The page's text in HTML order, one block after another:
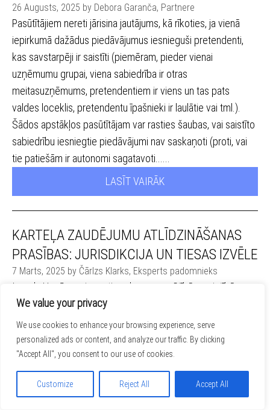
We value your privacy
We use cookies to enhance your browsing experience, serve
personalized ads or content, and analyze our traffic. By clicking
"Accept All", you consent to our use of cookies.
Customize Reject All Accept All
26 Augusts, 2025 by Debora Garanča, Partnere
Pasūtītājiem nereti jārisina jautājums, kā rīkoties, ja vienā
iepirkumā dažādus piedāvājumus iesnieguši pretendenti,
kas savstarpēji ir saistīti (piemēram, pieder vienai
uzņēmumu grupai, viena sabiedrība ir otras
meitasuzņēmums, pretendentiem ir viens un tas pats
valdes loceklis, pretendentu īpašnieki ir laulātie vai tml.).
Šādos apstākļos pasūtītājam var rasties šaubas, vai saistīto
sabiedrību iesniegtie piedāvājumi nav saskaņoti (proti, vai
tie patiešām ir autonomi sagatavoti......
LASĪT VAIRĀK
KARTEĻA ZAUDĒJUMU ATLĪDZINĀŠANAS
PRASĪBAS: JURISDIKCIJA UN TIESAS IZVĒLE
7 Marts, 2025 by Čārlzs Klarks, Eksperts padomnieks
Ievads Uzņēmumi nereti saskaras ar grūtībām saistībā ar
prasītāju iespējām izvēlēties sev izdevīgāko jurisdikciju
zaudējumu piedziņai, ja kāda grupas uzņēmuma izdarītā
konkurences tiesību pārkāpuma dēļ ir radies kaitējums, par
kuru tie nebija informēti vai tajā nepiedalījās. Tāpēc
uzņēmumi nereti cenšas izsvērt dažādas iespējas, kā
novērst iespējamos prasījumus labvēlīgākās jurisdikcijās,